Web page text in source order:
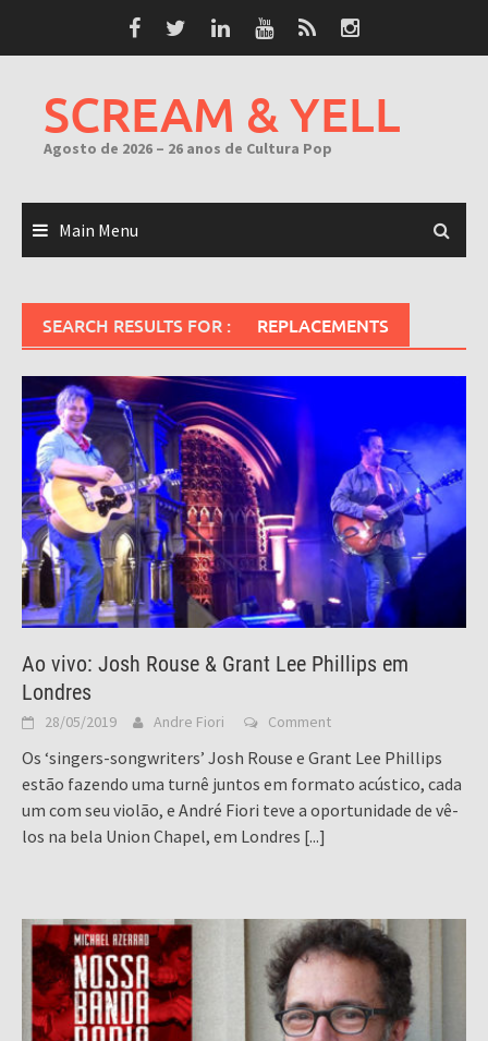
SCREAM & YELL
Agosto de 2026 – 26 anos de Cultura Pop
Main Menu
SEARCH RESULTS FOR : REPLACEMENTS
Ao vivo: Josh Rouse & Grant Lee Phillips em
Londres
28/05/2019 Andre Fiori Comment
Os ‘singers-songwriters’ Josh Rouse e Grant Lee Phillips
estão fazendo uma turnê juntos em formato acústico, cada
um com seu violão, e André Fiori teve a oportunidade de vê-
los na bela Union Chapel, em Londres [...]